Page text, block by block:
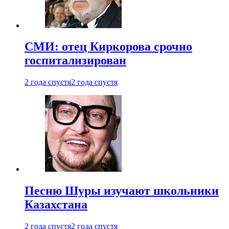
СМИ: отец Киркорова срочно
госпитализирован
2 года спустя2 года спустя
Песню Шуры изучают школьники
Казахстана
2 года спустя2 года спустя